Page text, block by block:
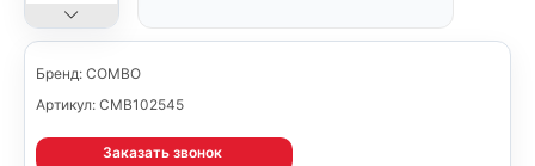
Бренд: COMBO
Артикул: CMB102545
Заказать звонок